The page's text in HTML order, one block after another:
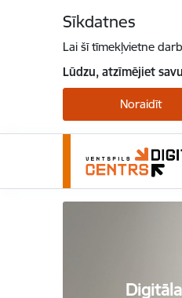
Sīkdatnes
Lai šī tīmekļvietne
Lūdzu, atzīmējiet
Noraidīt
Ventspils Digitālais